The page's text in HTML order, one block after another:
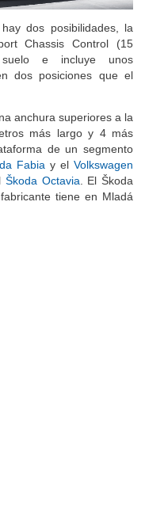
dos posibilidades, la
Chassis Control (15
e incluye unos
dos posiciones que el
anchura superiores a la
más largo y 4 más
de un segmento
Fabia y elVolkswagen
Škoda Octavia . El Škoda
tiene en Mladá